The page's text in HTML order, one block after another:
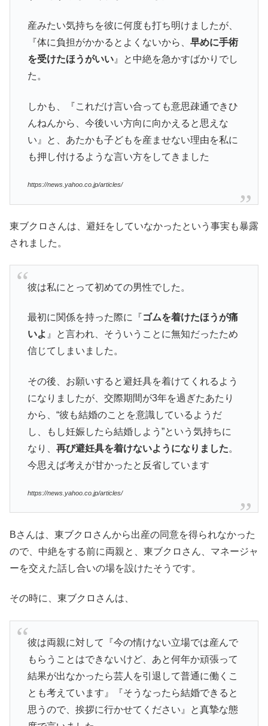
産みたい気持ちを彼に何度も打ち明けましたが、
『体に負担がかかるとよくないから、 早めに手術
を受けたほうがいい』と中絶を急かすばかりでし
た。
しかも、『これだけ言い合っても意思疎通できひ
んねんから、今後いい方向に向かえると思えな
い』と、あたかも子どもを産ませない理由を私に
も押し付けるような言い方をしてきました
https://news.yahoo.co.jp/articles/
東ブクロさんは、避妊をしていなかったという事実も暴露
されました。
彼は私にとって初めての男性でした。
最初に関係を持った際に『ゴムを着けたほうが痛
いよ 』と言われ、そういうことに無知だったため
信じてしまいました。
その後、お願いすると避妊具を着けてくれるよう
になりましたが、交際期間が3年を過ぎたあたり
から、“彼も結婚のことを意識しているようだ
し、もし妊娠したら結婚しよう”という気持ちに
なり、 再び避妊具を着けないようになりました。
今思えば考えが甘かったと反省しています
https://news.yahoo.co.jp/articles/
Bさんは、東ブクロさんから出産の同意を得られなかった
ので、中絶をする前に両親と、東ブクロさん、マネージャ
ーを交えた話し合いの場を設けたそうです。
その時に、東ブクロさんは、
彼は両親に対して『今の情けない立場では産んで
もらうことはできないけど、あと何年か頑張って
結果が出なかったら芸人を引退して普通に働くこ
とも考えています』『そうなったら結婚できると
思うので、挨拶に行かせてください』と真摯な態